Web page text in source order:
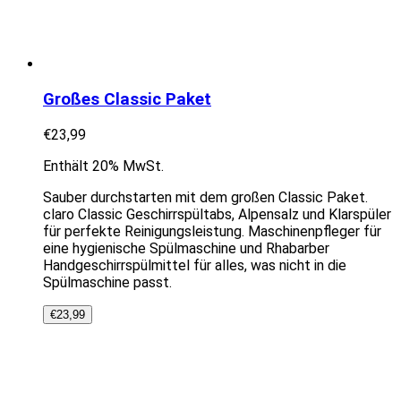
Großes Classic Paket
€23,99
Enthält 20% MwSt.
Sauber durchstarten mit dem großen Classic Paket.
claro Classic Geschirrspültabs, Alpensalz und Klarspüler
für perfekte Reinigungsleistung. Maschinenpfleger für
eine hygienische Spülmaschine und Rhabarber
Handgeschirrspülmittel für alles, was nicht in die
Spülmaschine passt.
€23,99